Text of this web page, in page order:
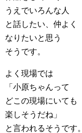
うえでいろんな人
と話したい、仲よく
なりたいと思う
そうです。
よく現場では
「小原ちゃんって
どこの現場にいても
楽しそうだね」
と言われるそうです。